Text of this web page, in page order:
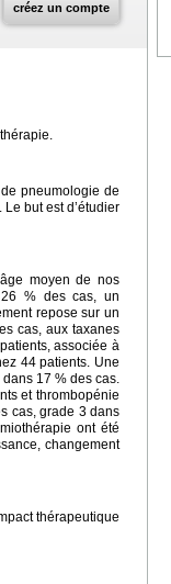
créez un compte
pneumologie de
but est d’étudier
moyen de nos
% des cas, un
repose sur un
cas, aux taxanes
associée à
44 patients. Une
17 % des cas.
et thrombopénie
cas, grade 3 dans
ont été
changement
thérapeutique